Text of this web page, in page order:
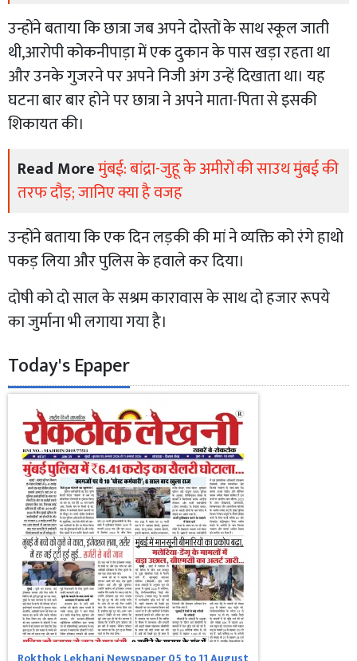
उन्होंने बताया कि छात्रा जब अपने दोस्तों के साथ स्कूल जाती
थी,आरोपी कोकनीपाड़ा में एक दुकान के पास खड़ा रहता था
और उनके गुजरने पर अपने निजी अंग उन्हें दिखाता था। यह
घटना बार बार होने पर छात्रा ने अपने माता-पिता से इसकी
शिकायत की।
Read Moreमुंबई: बांद्रा-जुहू के अमीरों की साउथ मुंबई की
तरफ दौड़; जानिए क्या है वजह
उन्होंने बताया कि एक दिन लड़की की मां ने व्यक्ति को रंगे हाथो
पकड़ लिया और पुलिस के हवाले कर दिया।
दोषी को दो साल के सश्रम कारावास के साथ दो हजार रूपये
का जुर्माना भी लगाया गया है।
Today's Epaper